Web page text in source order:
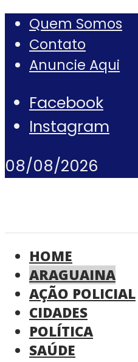
Quem Somos
Contato
Anuncie Aqui
Facebook
Instagram
08/08/2026
HOME
ARAGUAINA
AÇÃO POLICIAL
CIDADES
POLÍTICA
SAÚDE